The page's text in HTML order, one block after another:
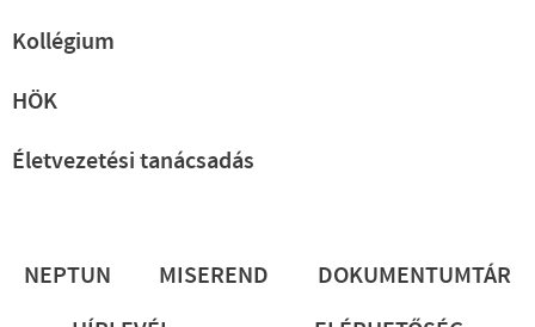
Kollégium
HÖK
Életvezetési tanácsadás
Lábléc
NEPTUN MISEREND
DOKUMENTUMTÁR